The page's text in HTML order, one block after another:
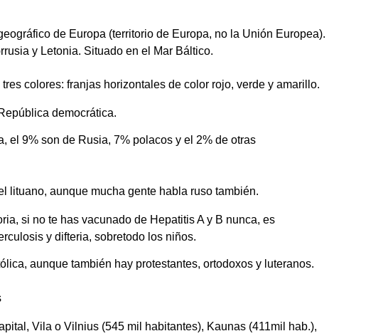
de Europa (territorio de Europa, no la Unión Europea).
y Letonia. Situado en el Mar Báltico.
colores: franjas horizontales de color rojo, verde y amarillo.
democrática.
el 9% son de Rusia, 7% polacos y el 2% de otras
lituano, aunque mucha gente habla ruso también.
si no te has vacunado de Hepatitis A y B nunca, es
y difteria, sobretodo los niños.
aunque también hay protestantes, ortodoxos y luteranos.
Vila o Vilnius (545 mil habitantes), Kaunas (411mil hab.),